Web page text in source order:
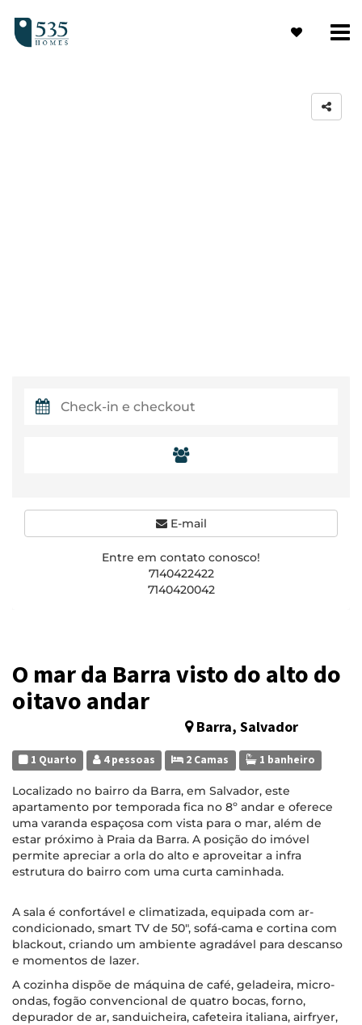
O mar da Barra visto do alto do
oitavo andar
Barra, Salvador
1 Quarto 4 pessoas 2 Camas 1 banheiro
Localizado no bairro da Barra, em Salvador, este
apartamento por temporada fica no 8º andar e oferece
uma varanda espaçosa com vista para o mar, além de
estar próximo à Praia da Barra. A posição do imóvel
permite apreciar a orla do alto e aproveitar a infra
estrutura do bairro com uma curta caminhada.
A sala é confortável e climatizada, equipada com ar-
condicionado, smart TV de 50", sofá-cama e cortina com
blackout, criando um ambiente agradável para descanso
e momentos de lazer.
A cozinha dispõe de máquina de café, geladeira, micro-
ondas, fogão convencional de quatro bocas, forno,
depurador de ar, sanduicheira, cafeteira italiana, airfryer,
E-mail
Entre em contato conosco!
7140422422
7140420042